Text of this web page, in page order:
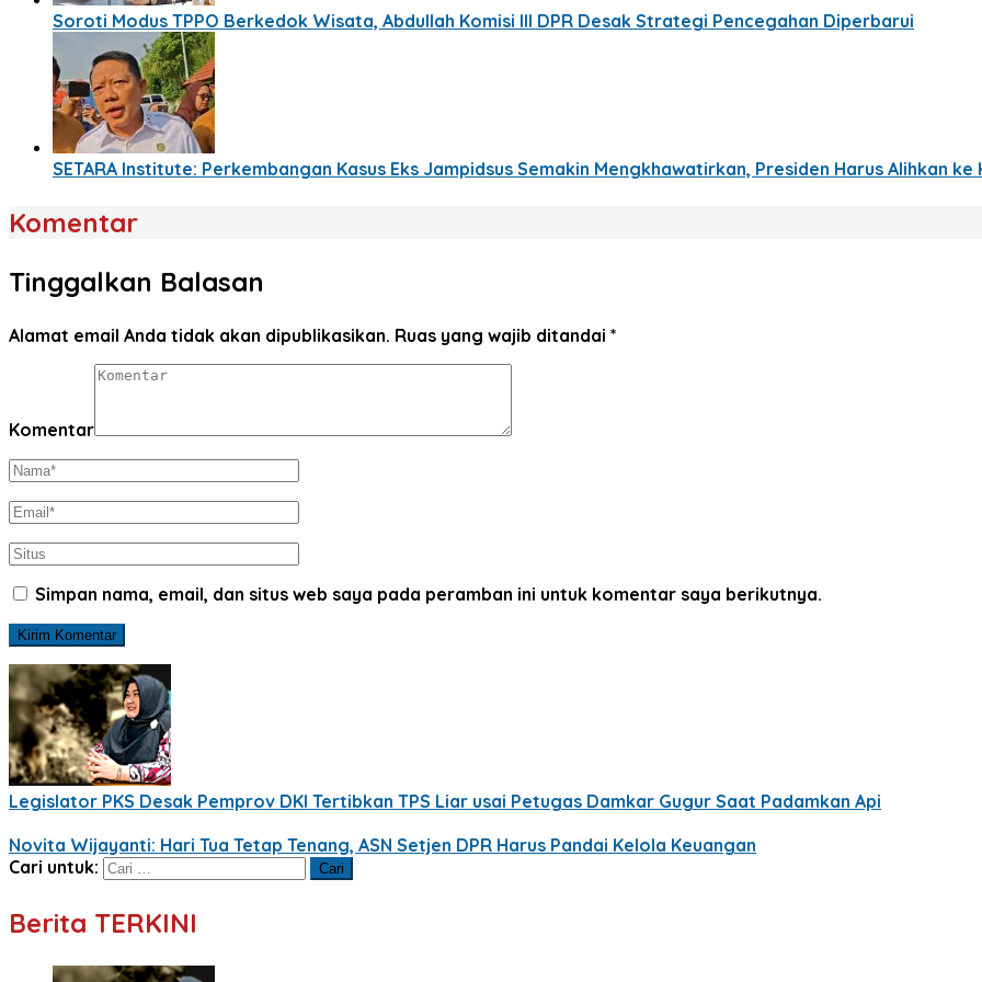
Soroti Modus TPPO Berkedok Wisata, Abdullah Komisi III DPR Desak Strategi Pencegahan Diperbarui
SETARA Institute: Perkembangan Kasus Eks Jampidsus Semakin Mengkhawatirkan, Presiden Harus Alihkan ke
Komentar
Tinggalkan Balasan
Alamat email Anda tidak akan dipublikasikan. Ruas yang wajib ditandai *
Komentar
Simpan nama, email, dan situs web saya pada peramban ini untuk komentar saya berikutnya.
Legislator PKS Desak Pemprov DKI Tertibkan TPS Liar usai Petugas Damkar Gugur Saat Padamkan Api
Novita Wijayanti: Hari Tua Tetap Tenang, ASN Setjen DPR Harus Pandai Kelola Keuangan
Cari untuk:
Berita TERKINI